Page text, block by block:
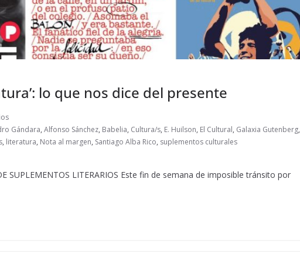
lo que nos dice del presente
Gándara, Alfonso Sánchez, Babelia, Cultura/s, E. Huilson, El Cultural, Galaxia Gutenberg,
, literatura, Nota al margen, Santiago Alba Rico, suplementos culturales
SUPLEMENTOS LITERARIOS Este fin de semana de imposible tránsito por